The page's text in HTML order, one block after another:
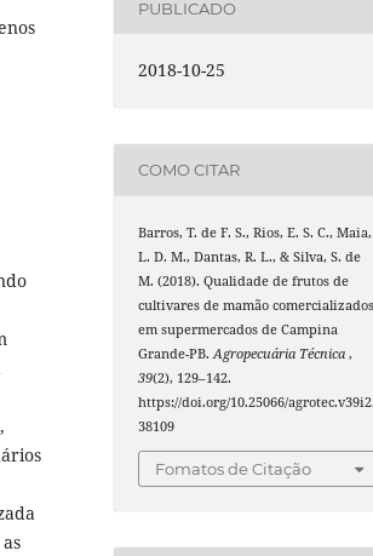
PUBLICADO
2018-10-25
COMO CITAR
Barros, T. de F. S., Rios, E. S. C., Maia,
L. D. M., Dantas, R. L., & Silva, S. de
M. (2018). Qualidade de frutos de
cultivares de mamão comercializados
em supermercados de Campina
Grande-PB.Agropecuária Técnica,
39(2), 129–142.
https://doi.org/10.25066/agrotec.v39i2.
38109
Fomatos de Citação